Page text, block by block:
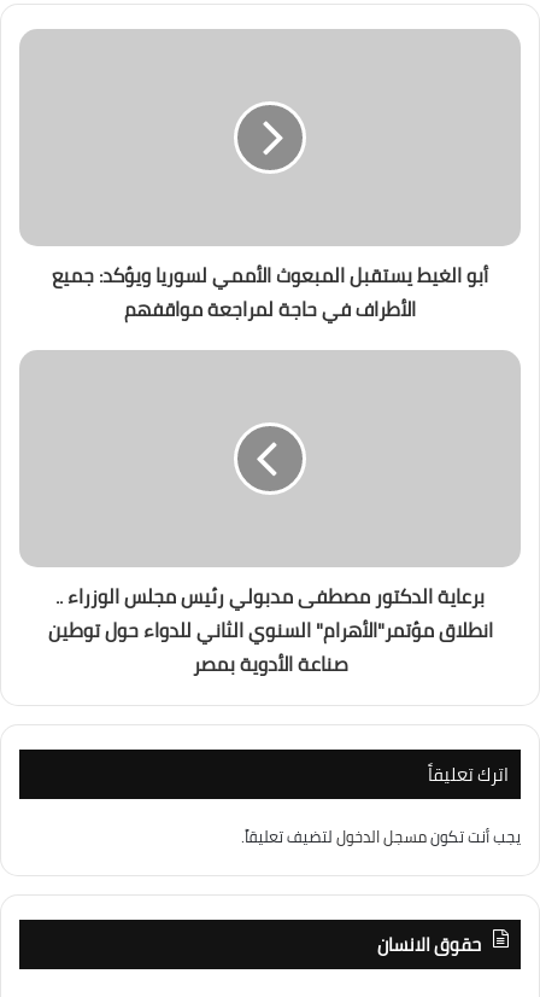
أبو الغيط يستقبل المبعوث الأممي لسوريا ويؤكد: جميع
الأطراف في حاجة لمراجعة مواقفهم
برعاية الدكتور مصطفى مدبولي رئيس مجلس الوزراء ..
انطلاق مؤتمر"الأهرام" السنوي الثاني للدواء حول توطين
صناعة الأدوية بمصر
اترك تعليقاً
يجب أنت تكونمسجل الدخوللتضيف تعليقاً.
حقوق الانسان